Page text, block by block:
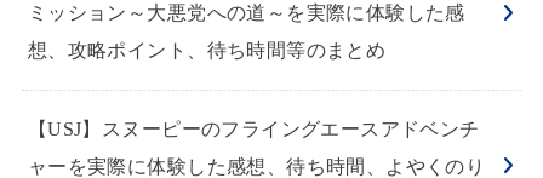
ミッション～大悪党への道～を実際に体験した感
想、攻略ポイント、待ち時間等のまとめ
【USJ】スヌーピーのフライングエースアドベンチ
ャーを実際に体験した感想、待ち時間、よやくのり